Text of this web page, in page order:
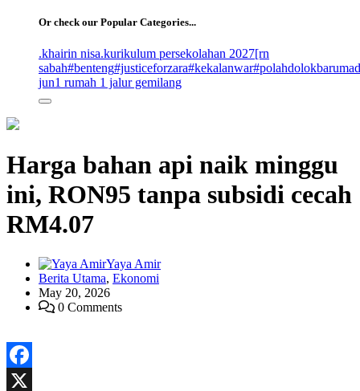
Or check our Popular Categories...
.khairin nisa.kurikulum persekolahan 2027[rn
sabah#benteng#justiceforzara#kekalanwar
jun1 rumah 1 jalur gemilang
Harga bahan api naik minggu
ini, RON95 tanpa subsidi cecah
RM4.07
Yaya Amir
Berita Utama, Ekonomi
May 20, 2026
0 Comments
Facebook